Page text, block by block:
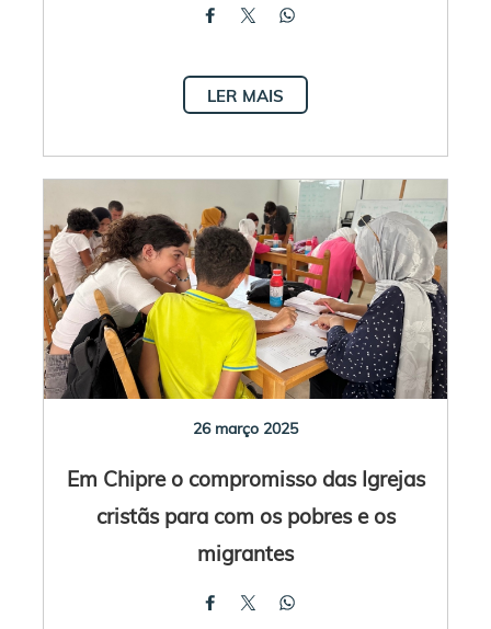
LER MAIS
26 março 2025
Em Chipre o compromisso das Igrejas
cristãs para com os pobres e os
migrantes